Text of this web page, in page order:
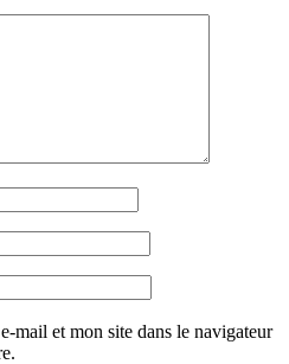
mail et mon site dans le navigateur